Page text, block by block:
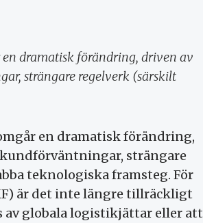
dramatisk förändring, driven av
strängare regelverk (särskilt
en dramatisk förändring,
strängare
teknologiska framsteg. För
är det inte längre tillräckligt
av globala logistikjättar eller att